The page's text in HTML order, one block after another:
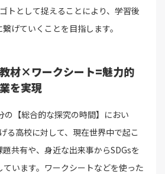
トとして捉えることにより、学習後
げていくことを目指します。
材×ワークシート=魅力的
を実現
の【総合的な探究の時間】におい
る高校に対して、現在世界中で起こ
共有や、身近な出来事からSDGsを
います。ワークシートなどを使った